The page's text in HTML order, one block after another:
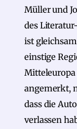
Müller und
des
ist
einstige
Mitteleuropa
angemerkt,
dass die
verlassen